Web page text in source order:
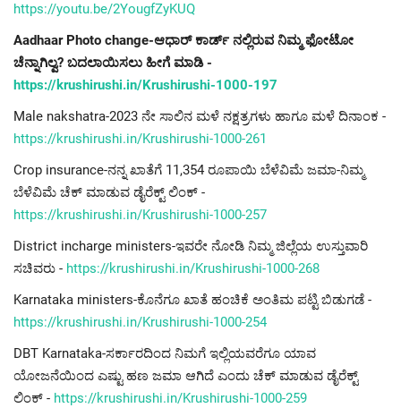
https://youtu.be/2YougfZyKUQ
Aadhaar Photo change-ಆಧಾರ್ ಕಾರ್ಡ್ ನಲ್ಲಿರುವ ನಿಮ್ಮ ಫೋಟೋ
ಚೆನ್ನಾಗಿಲ್ವ? ಬದಲಾಯಿಸಲು ಹೀಗೆ ಮಾಡಿ -
https://krushirushi.in/Krushirushi-1000-197
Male nakshatra-2023 ನೇ ಸಾಲಿನ ಮಳೆ ನಕ್ಷತ್ರಗಳು ಹಾಗೂ ಮಳೆ ದಿನಾಂಕ -
https://krushirushi.in/Krushirushi-1000-261
Crop insurance-ನನ್ನ ಖಾತೆಗೆ 11,354 ರೂಪಾಯಿ ಬೆಳೆವಿಮೆ ಜಮಾ-ನಿಮ್ಮ
ಬೆಳೆವಿಮೆ ಚೆಕ್ ಮಾಡುವ ಡೈರೆಕ್ಟ್ ಲಿಂಕ್ -
https://krushirushi.in/Krushirushi-1000-257
District incharge ministers-ಇವರೇ ನೋಡಿ ನಿಮ್ಮ ಜಿಲ್ಲೆಯ ಉಸ್ತುವಾರಿ
ಸಚಿವರು - https://krushirushi.in/Krushirushi-1000-268
Karnataka ministers-ಕೊನೆಗೂ ಖಾತೆ ಹಂಚಿಕೆ ಅಂತಿಮ ಪಟ್ಟಿ ಬಿಡುಗಡೆ -
https://krushirushi.in/Krushirushi-1000-254
DBT Karnataka-ಸರ್ಕಾರದಿಂದ ನಿಮಗೆ ಇಲ್ಲಿಯವರೆಗೂ ಯಾವ
ಯೋಜನೆಯಿಂದ ಎಷ್ಟು ಹಣ ಜಮಾ ಆಗಿದೆ ಎಂದು ಚೆಕ್ ಮಾಡುವ ಡೈರೆಕ್ಟ್
ಲಿಂಕ್ - https://krushirushi.in/Krushirushi-1000-259